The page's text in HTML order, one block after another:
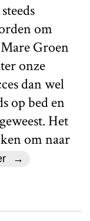
om
Groen
onze
dan wel
op bed en
Het
om naar